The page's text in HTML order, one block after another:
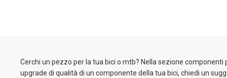
Cerchi un pezzo per la tua bici o mtb? Nella sezione
upgrade di qualità di un componente della tua bici, chiedi un